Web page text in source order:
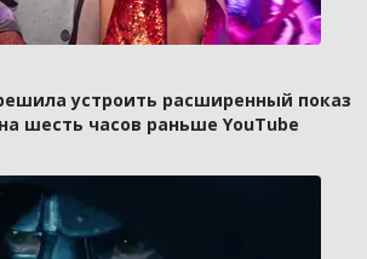
устроить расширенный показ
шесть часов раньше YouTube